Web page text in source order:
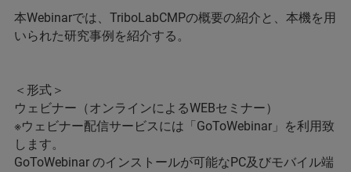
本Webinarでは、TriboLabCMPの概要の紹介と、本機を用
いられた研究事例を紹介する。
＜形式＞
ウェビナー（オンラインによるWEBセミナー）
※ウェビナー配信サービスには「GoToWebinar」を利用致
します。
GoToWebinar のインストールが可能なPC及びモバイル端